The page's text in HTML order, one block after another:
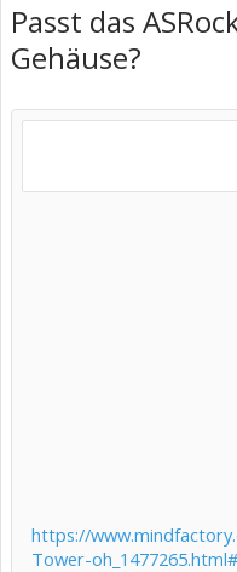
Passt das
Gehäuse?
https://
Tower-